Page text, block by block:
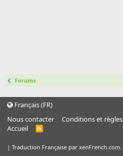
Forums
Français (FR)
Nous contacter
Conditions et règles
Accueil
R
| Traduction Française par xenFrench.com.